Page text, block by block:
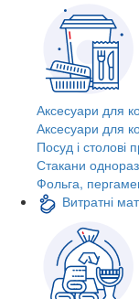
Аксесуари для
Аксесуари для
Посуд і столові
Стакани
Фольга,
Витратні